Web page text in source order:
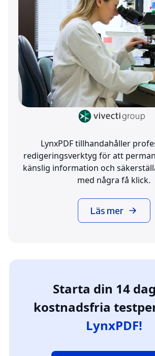
LynxPDF tillhandahåller
redigeringsverktyg för att
känslig information och
med några få klick.
Läs mer
Starta din 14
kostnadsfria
LynxPDF!